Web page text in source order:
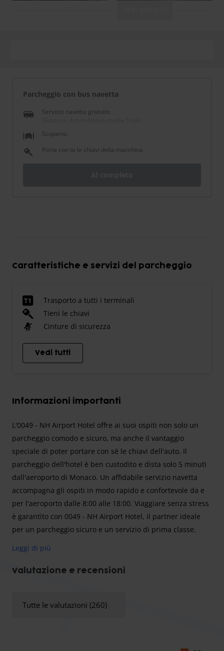
Parcheggio con bus navetta
Servizio navetta gratuito
Scoperto
Porta con te le chiavi della macchina
Caratteristiche e servizi del parcheggio
Trasporto a tutti i terminali
Tieni le chiavi
Cinture di sicurezza
Vedi tutti
Informazioni importanti
L'0049 - NH Airport Hotel offre ai suoi ospiti non solo un
parcheggio comodo e sicuro, ma anche il vantaggio
speciale di poter portare con sé le chiavi dell'auto. Il
parcheggio dell'hotel è ben custodito e dista solo 5 minuti
dall'aeroporto di Monaco. Un affidabile servizio navetta
accompagna gli ospiti in modo rapido e confortevole da e
per l'aeroporto dalle 8:00 alle 18:00. Viaggiare senza stress
è garantito con 0049 - NH Airport Hotel, il partner ideale
per un parcheggio sicuro e un servizio di prima classe.
videosorveglianza per garantire la sicurezza 24 ore su 24.
parcheggiate in modo sicuro e protetto nel parcheggio
Leggi di più
Valutazione e recensioni
Tutte le valutazioni (260)